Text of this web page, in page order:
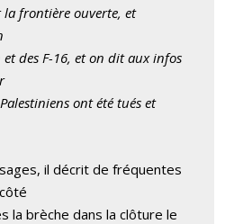
frontière ouverte, et
des F-16, et on dit aux infos
ont été tués et
il décrit de fréquentes
la brèche dans la clôture le